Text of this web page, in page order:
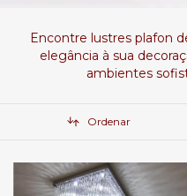
Encontre lustres plafon
elegância à sua
ambientes
Ordenar